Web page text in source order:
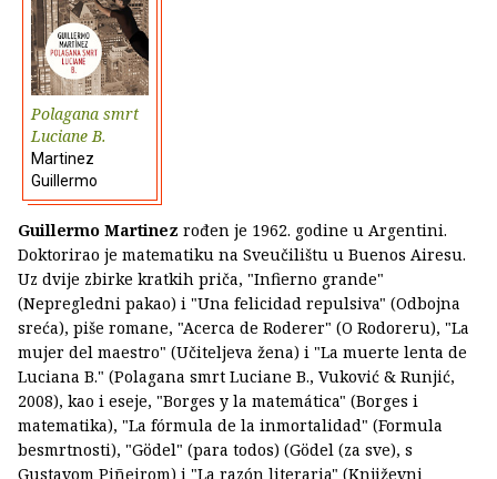
Polagana smrt
Luciane B.
Martinez
Guillermo
Guillermo Martinez rođen je 1962. godine u Argentini.
Doktorirao je matematiku na Sveučilištu u Buenos Airesu.
Uz dvije zbirke kratkih priča, "Infierno grande"
(Nepregledni pakao) i "Una felicidad repulsiva" (Odbojna
sreća), piše romane, "Acerca de Roderer" (O Rodoreru), "La
mujer del maestro" (Učiteljeva žena) i "La muerte lenta de
Luciana B." (Polagana smrt Luciane B., Vuković & Runjić,
2008), kao i eseje, "Borges y la matemática" (Borges i
matematika), "La fórmula de la inmortalidad" (Formula
besmrtnosti), "Gödel" (para todos) (Gödel (za sve), s
Gustavom Piñeirom) i "La razón literaria" (Književni